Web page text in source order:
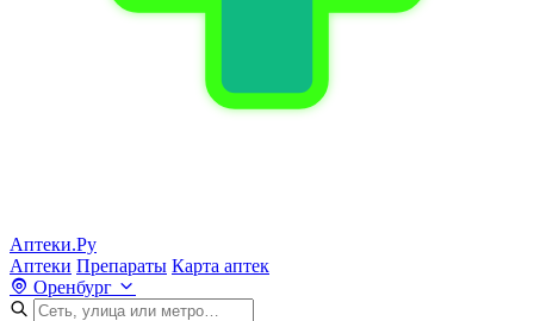
Аптеки.Ру
Аптеки Препараты Карта аптек
Оренбург